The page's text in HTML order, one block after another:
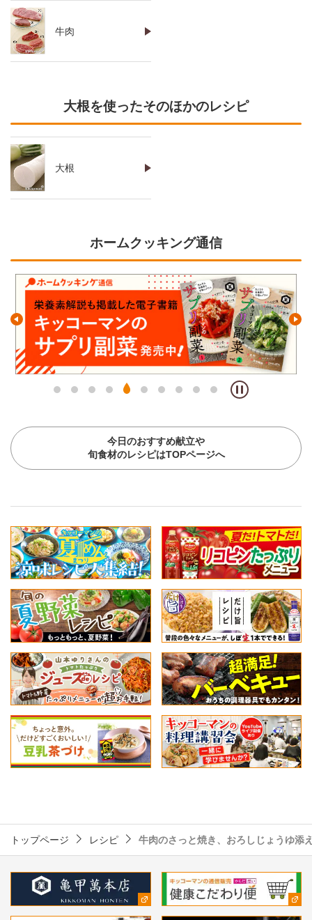
牛肉
大根を使ったそのほかのレシピ
大根
ホームクッキング通信
今日のおすすめ献立や
旬食材のレシピはTOPページへ
トップページ レシピ 牛肉のさっと焼き、おろしじょうゆ添